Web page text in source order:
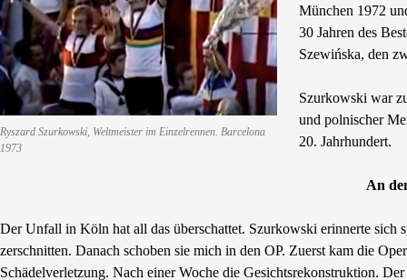
Ryszard Szurkowski, Weltmeister im Einzelrennen. Barcelona
1973
München 1972
30 Jahren des
Szewińska, den
Szurkowski war
und polnischer
20. Jahrhundert.
An
Der Unfall in Köln hat all das überschattet. Szurkowski erinnerte sich
zerschnitten. Danach schoben sie mich in den OP. Zuerst kam die
Schädelverletzung. Nach einer Woche die Gesichtsrekonstruktion.